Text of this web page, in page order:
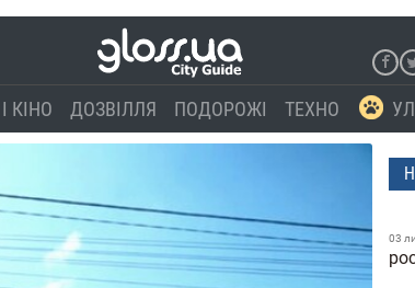
КІНО ДОЗВІЛЛЯ ПОДОРОЖІ ТЕХНО
03